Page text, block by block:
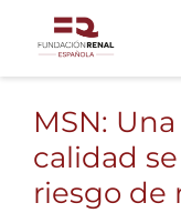
contenido
MSN:
calidad
riesgo de